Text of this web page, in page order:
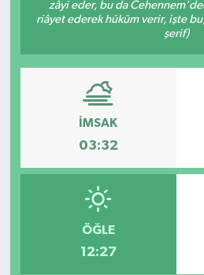
zâyi eder, bu da
riâyet ederek hüküm verir, işte
şerif)
İMSAK
03:32
ÖĞLE
12:27
Turizm
Kültür ve Sanat
Sivil Toplum